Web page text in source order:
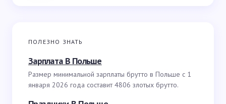
ПОЛЕЗНО ЗНАТЬ
Зарплата В Польше
Размер минимальной зарплаты брутто в Польше с 1
января 2026 года составит 4806 злотых брутто.